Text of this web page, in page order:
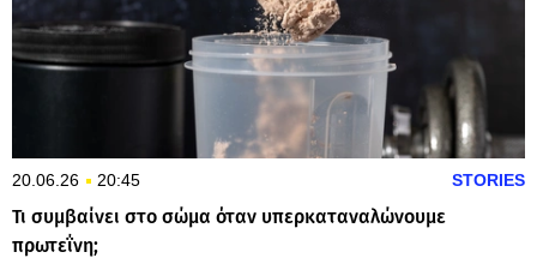
20.06.26 20:45 STORIES
Τι συμβαίνει στο σώμα όταν υπερκαταναλώνουμε
πρωτεΐνη;